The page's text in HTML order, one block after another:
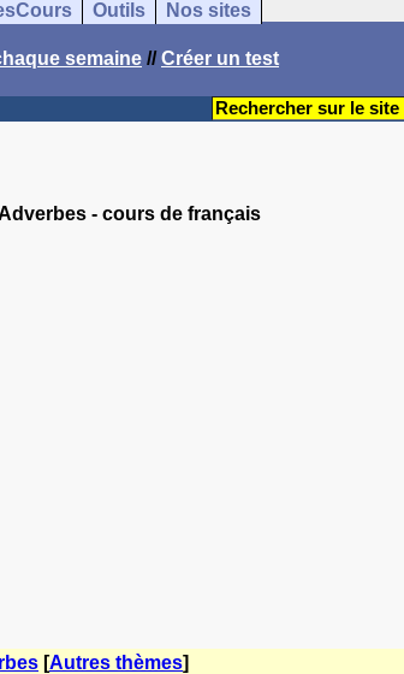
Outils Nos sites
semaine //Créer un test
- cours de français
[Autres thèmes]